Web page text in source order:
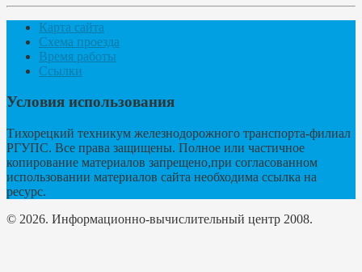
Карта сайта
Схема проезда
Время работы
Ссылки
Условия использования
Тихорецкий техникум железнодорожного транспорта-филиал
РГУПС. Все права защищены. Полное или частичное
копирование материалов запрещено,при согласованном
использовании материалов сайта необходима ссылка на
ресурс.
© 2026. Информационно-вычислительный центр 2008.